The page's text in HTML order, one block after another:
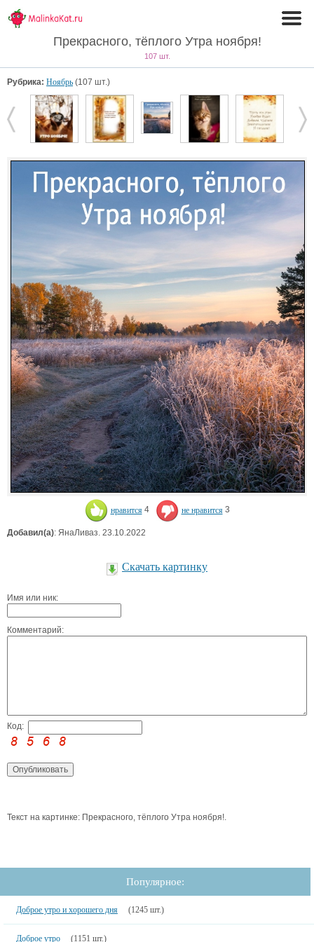
Прекрасного, тёплого Утра ноября!
107 шт.
Рубрика: Ноябрь (107 шт.)
нравится 4 не нравится 3
Добавил(а): ЯнаЛиваз. 23.10.2022
Скачать картинку
Имя или ник:
Комментарий:
Код:
Текст на картинке: Прекрасного, тёплого Утра ноября!.
Популярное:
Доброе утро и хорошего дня (1245 шт.)
Доброе утро (1151 шт.)